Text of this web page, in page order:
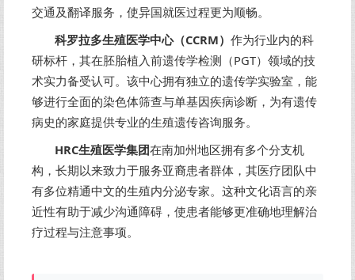
交通及翻译服务，使异国就医过程更为顺畅。
科罗拉多生殖医学中心（CCRM）作为行业内的科
研标杆，其在胚胎植入前遗传学检测（PGT）领域的技
术实力备受认可。该中心拥有独立的遗传学实验室，能
够进行全面的染色体筛查与单基因疾病诊断，为有遗传
病史的家庭提供专业的生殖遗传咨询服务。
HRC生殖医学集团在南加州地区拥有多个分支机
构，长期以来致力于服务亚裔患者群体，其医疗团队中
有多位精通中文的生殖内分泌专家。这种文化语言的亲
近性有助于减少沟通障碍，使患者能够更准确地理解治
疗过程与注意事项。